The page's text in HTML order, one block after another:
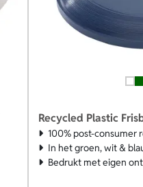
Recycled Plastic
100% post-consumer
In het groen, wit &
Bedrukt met eigen